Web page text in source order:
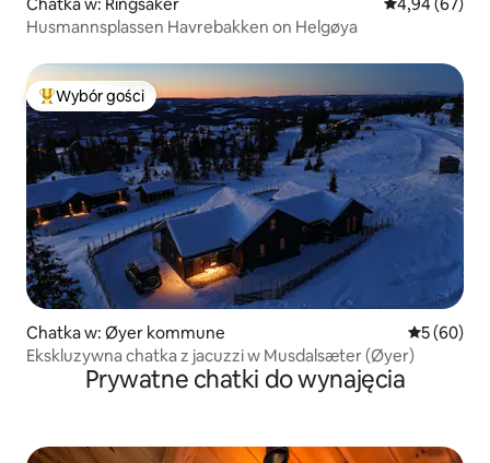
Husmannsplassen Havrebakken on Helgøya
Najpopularniejsze z kategorii Wybór gości
Wybór gości
Chatka w: Øyer kommune Średnia
5 (60)
Ekskluzywna chatka z jacuzzi w Musdalsæter (Øyer)
Prywatne chatki do wynajęcia